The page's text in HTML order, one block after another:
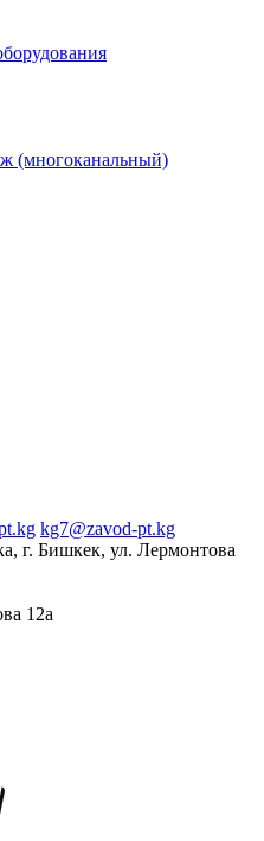
(многоканальный)
kg7@zavod-pt.kg
г. Бишкек, ул. Лермонтова
12а